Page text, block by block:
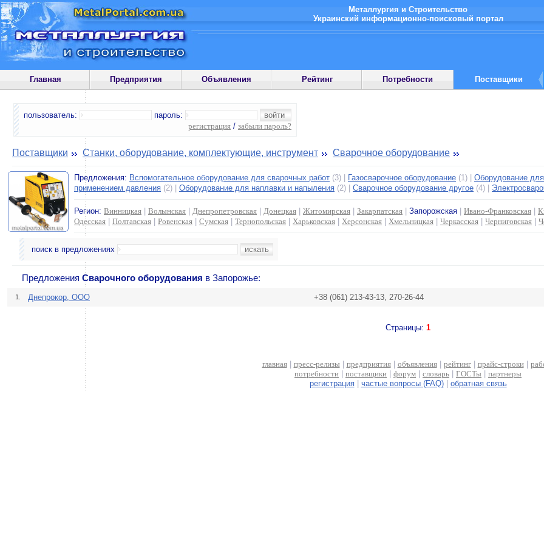
Металлургия и Строительство
Украинский информационно-поисковый портал
Главная Предприятия Объявления Рейтинг Потребности Поставщики
пользователь:
пароль:
регистрация / забыли пароль?
Поставщики Станки, оборудование, комплектующие, инструмент Сварочное оборудование
Предложения: Вспомогательное оборудование для сварочных работ (3) | Газосварочное оборудование (1) | Оборудование
применением давления (2) | Оборудование для наплавки и напыления (2) | Сварочное оборудование другое (4) |
Регион: Винницкая Волынская Днепропетровская Донецкая Житомирская Закарпатская Запорожская Ивано-Франковская
Одесская
Полтавская Ровенская Сумская Тернопольская Харьковская Херсонская Хмельницкая Черкасская Черниговская
поиск в предложениях
Предложения Сварочного оборудования в Запорожье:
1. Днепрокор, ООО +38 (061) 213-43-13, 270-26-44
Страницы: 1
главная| пресс-релизы предприятия| объявления| рейтинг| прайс-строки|
потребности
поставщики форум словарь ГОСТы
партнеры
регистрация| частые вопросы (FAQ)| обратная связь